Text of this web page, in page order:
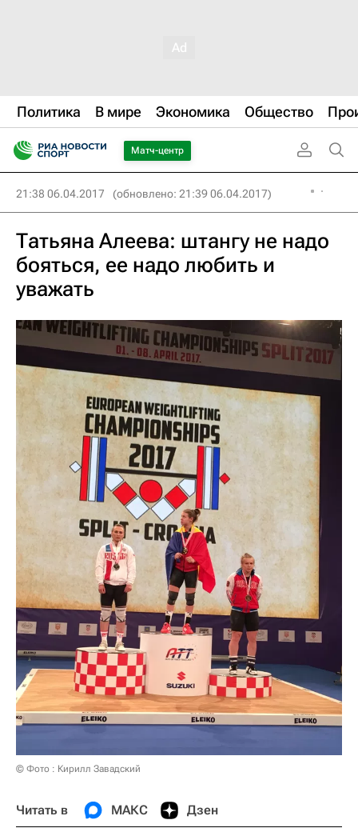
Политика В мире Экономика Общество
Матч-центр
21:38 06.04.2017 (обновлено: 21:39 06.04.2017)
Татьяна Алеева: штангу не надо
бояться, ее надо любить и
уважать
© Фото : Кирилл Завадский
Читать в МАКС Дзен